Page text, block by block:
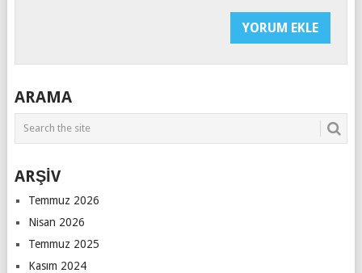
ARAMA
ARŞİV
Temmuz 2026
Nisan 2026
Temmuz 2025
Kasım 2024